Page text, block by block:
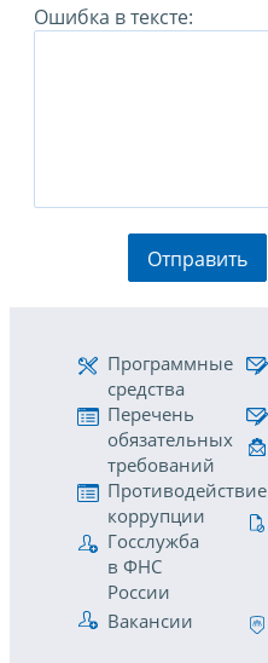
Ошибка в тексте:
Отправить
Программные
средства
Перечень
обязательных
требований
Противодействие
коррупции
Госслужба
в ФНС
России
Вакансии